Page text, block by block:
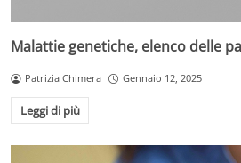
Malattie genetiche, elenco delle
Patrizia Chimera Gennaio 12, 2025
Leggi di più